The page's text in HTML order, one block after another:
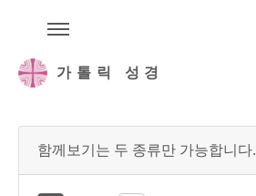
가톨릭 성경
함께보기는 두 종류만 가능합니다.